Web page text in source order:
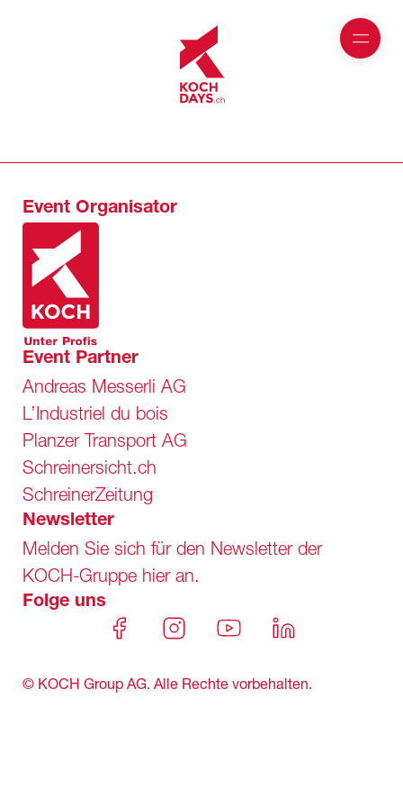
Event Organisator
Event Partner
Andreas Messerli AG
L’Industriel du bois
Planzer Transport AG
Schreinersicht.ch
SchreinerZeitung
Newsletter
Melden Sie sich für den Newsletter der
KOCH-Gruppe hier an.
Folge uns
© KOCH Group AG. Alle Rechte vorbehalten.